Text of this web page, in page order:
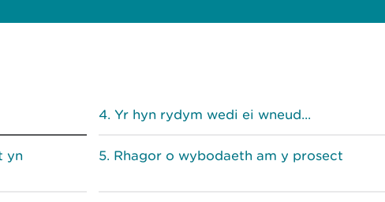
yn
Yr hyn rydym wedi ei wneud...
Rhagor o wybodaeth am y prosect